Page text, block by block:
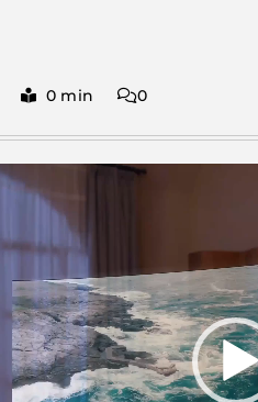
0 min 0